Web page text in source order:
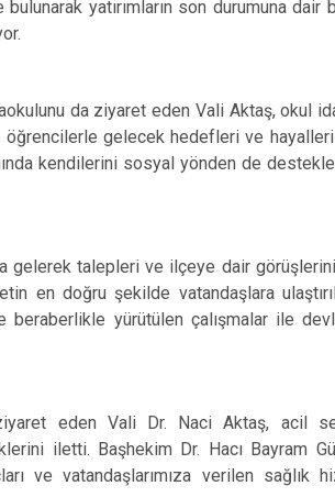
yatırımların son durumuna dair
da ziyaret eden Vali Aktaş, okul
öğrencilerle gelecek hedefleri ve
kendilerini sosyal yönden de
gelerek talepleri ve ilçeye dair
en doğru şekilde vatandaşlara
yürütülen çalışmalar ile
eden Vali Dr. Naci Aktaş, acil
iletti. Başhekim Dr. Hacı Bayram
ve vatandaşlarımıza verilen sağlık